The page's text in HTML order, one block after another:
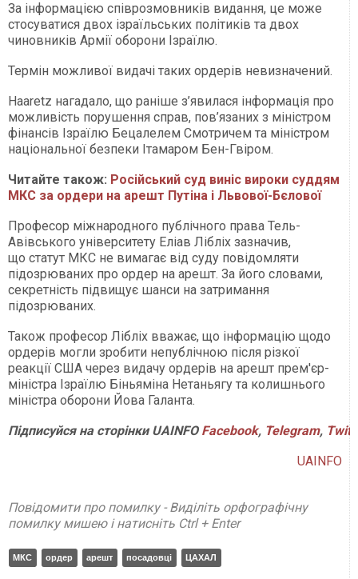
За інформацією співрозмовників видання, це може
стосуватися двох ізраїльських політиків та двох
чиновників Армії оборони Ізраїлю.
Термін можливої видачі таких ордерів невизначений.
Haaretz нагадало, що раніше з’явилася інформація про
можливість порушення справ, пов’язаних з міністром
фінансів Ізраїлю Бецалелем Смотричем та міністром
національної безпеки Ітамаром Бен-Гвіром.
Читайте також: Російський суд виніс вироки суддям
МКС за ордери на арешт Путіна і Львової-Бєлової
Професор міжнародного публічного права Тель-
Авівського університету Еліав Лібліх зазначив,
що статут МКС не вимагає від суду повідомляти
підозрюваних про ордер на арешт. За його словами,
секретність підвищує шанси на затримання
підозрюваних.
Також професор Лібліх вважає, що інформацію щодо
ордерів могли зробити непублічною після різкої
реакції США через видачу ордерів на арешт прем'єр-
міністра Ізраїлю Біньяміна Нетаньягу та колишнього
міністра оборони Йова Галанта.
Підписуйся на сторінки UAINFO Facebook, Telegram,
UAINFO
Повідомити про помилку - Виділіть орфографічну
помилку мишею і натисніть Ctrl + Enter
МКС ордер арешт посадовці ЦАХАЛ